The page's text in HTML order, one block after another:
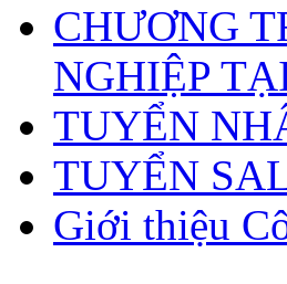
CHƯƠNG
NGHIỆP
TUYỂN
TUYỂN
Giới thiệu